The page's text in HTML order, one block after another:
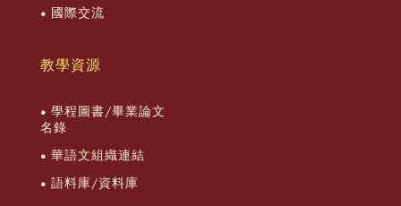
國際交流
教學資源
學程圖書/畢業論文
名錄
華語文組織連結
語料庫/資料庫